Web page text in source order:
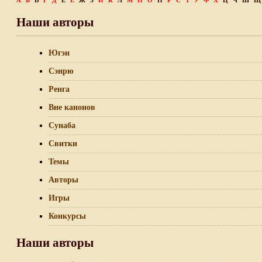
Наши авторы
Югэн
Сэнрю
Ренга
Вне канонов
Сунаба
Свитки
Темы
Авторы
Игры
Конкурсы
Наши авторы